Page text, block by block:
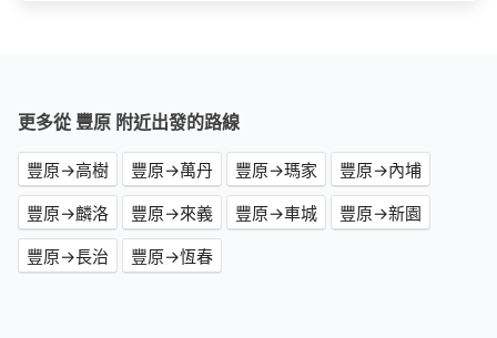
更多從 豐原 附近出發的路線
豐原→高樹 豐原→萬丹 豐原→瑪家
豐原→內埔
豐原→麟洛
豐原→來義 豐原→車城
豐原→新園
豐原→長治
豐原→恆春